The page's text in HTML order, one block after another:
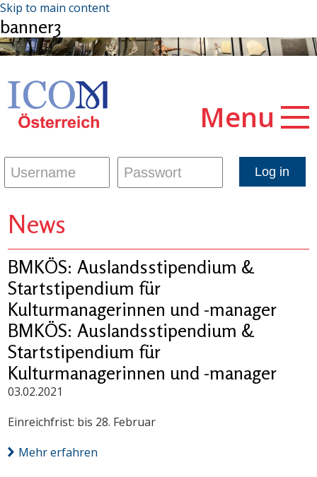
Skip to main content
banner3
Menu
News
BMKÖS: Auslandsstipendium &
Startstipendium für
Kulturmanagerinnen und -manager
BMKÖS: Auslandsstipendium &
Startstipendium für
Kulturmanagerinnen und -manager
03.02.2021
Einreichfrist: bis 28. Februar
Mehr erfahren